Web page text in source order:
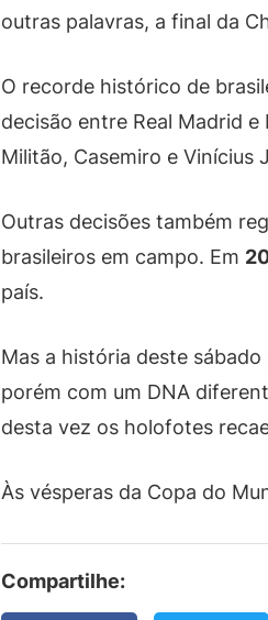
outras palavras, a final da
O recorde histórico de
decisão entre Real Madrid
Militão, Casemiro e Vinícius
Outras decisões também
brasileiros em campo. Em
país.
Mas a história deste
porém com um DNA
desta vez os holofotes
Às vésperas da Copa do
Compartilhe: